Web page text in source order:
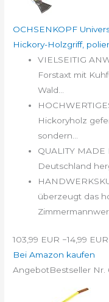
OCHSENKOPF
Hickory-Holzgriff,
VIELSEITIG
Forstaxt mit
Wald...
Hickoryholz
sondern...
QUALITY
Deutschland
überzeugt das
103,99 EUR −14,99 EUR
Bei Amazon kaufen
AngebotBestseller Nr.